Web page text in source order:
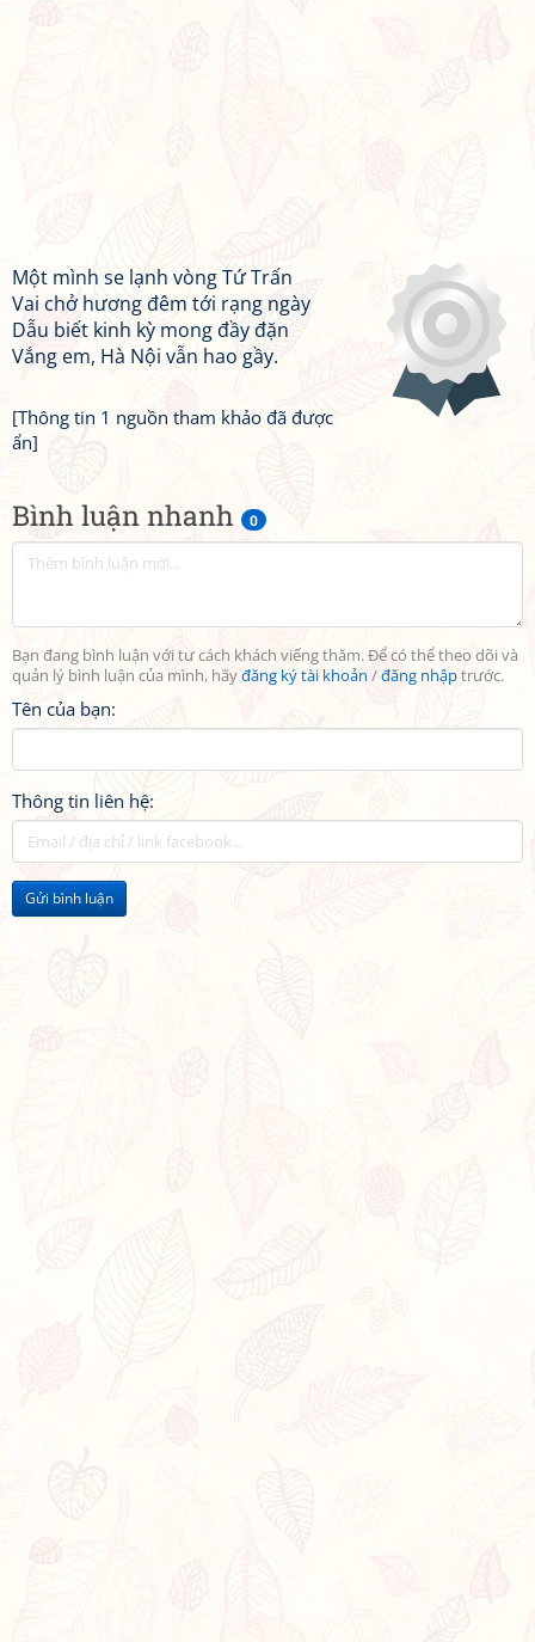
Bình luận nhanh 0
Bạn đang bình luận với tư cách khách viếng thăm. Để có thể theo dõi và
quản lý bình luận của mình, hãyđăng ký tài khoản /đăng nhậptrước.
Tên của bạn:
Thông tin liên hệ:
Gửi bình luận
Một mình se lạnh vòng Tứ Trấn
Vai chở hương đêm tới rạng ngày
Dẫu biết kinh kỳ mong đầy đặn
Vắng em, Hà Nội vẫn hao gầy.
[Thông tin 1 nguồn tham khảo đã được
ẩn]